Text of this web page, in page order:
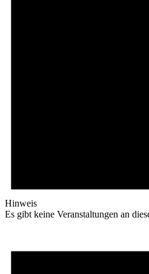
Hinweis
Es gibt keine Veranstaltungen an